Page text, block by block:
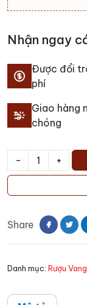
Nhận ngay
Được đổi
phí
Giao hàng
chóng
-
Rượu
số
+
Share
Danh mục: Rượu